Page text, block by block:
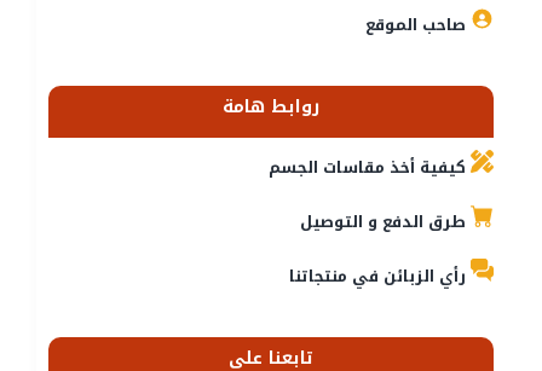
صاحب الموقع
روابط هامة
كيفية أخذ مقاسات الجسم
طرق الدفع و التوصيل
رأي الزبائن في منتجاتنا
تابعنا على